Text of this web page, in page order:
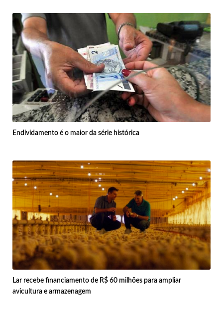
Endividamento é o maior da série histórica
Lar recebe financiamento de R$ 60 milhões para ampliar
avicultura e armazenagem